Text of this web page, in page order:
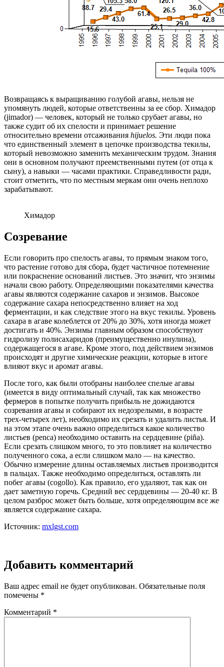
Возвращаясь к выращиванию голубой агавы, нельзя не
упомянуть людей, которые ответственны за ее сбор. Химадор
(jimador) — человек, который не только срубает агавы, но
также судит об их спелости и принимает решение
относительно времени отсаживания hijuelos. Эти люди пока
что единственный элемент в цепочке производства текилы,
который невозможно заменить механическим трудом. Знания
они в основном получают преемственными путем (от отца к
сыну), а навыки — часами практики. Справедливости ради,
стоит отметить, что по местным меркам они очень неплохо
зарабатывают.
Химадор
Созревание
Если говорить про спелость агавы, то прямым знаком того,
что растение готово для сбора, будет частичное потемнение
или покраснение оснований листьев. Это значит, что энзимы
начали свою работу. Определяющими показателями качества
агавы являются содержание сахаров и энзимов. Высокое
содержание сахара непосредственно влияет на ход
ферментации, и как следствие этого на вкус текилы. Уровень
сахара в агаве колеблется от 20% до 30%, хотя иногда может
достигать и 40%. Энзимы главным образом способствуют
гидролизу полисахаридов (преимущественно инулина),
содержащегося в агаве. Кроме этого, под действием энзимов
происходят и другие химические реакции, которые в итоге
влияют вкус и аромат агавы.
После того, как были отобраны наиболее спелые агавы
(имеется в виду оптимальный случай, так как множество
фермеров в попытке получить прибыль не дожидаются
созревания агавы и собирают их недозрелыми, в возрасте
трех-четырех лет), необходимо их срезать и удалить листья. И
на этом этапе очень важно определиться какое количество
листьев (penca) необходимо оставить на сердцевине (piña).
Если срезать слишком много, то это повлияет на количество
полученного сока, а если слишком мало — на качество.
Обычно измерение длины оставляемых листьев производится
в пальцах. Также необходимо определиться, оставлять ли
побег агавы (cogollo). Как правило, его удаляют, так как он
дает заметную горечь. Средний вес сердцевины — 20-40 кг. В
целом разброс может быть больше, хотя определяющим все же
является содержание сахара.
Источник: mxlgst.com
Добавить комментарий
Ваш адрес email не будет опубликован. Обязательные поля
помечены *
Комментарий *